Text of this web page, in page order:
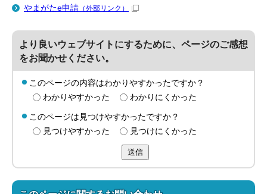
やまがたe申請 （外部リンク）
より良いウェブサイトにするために、ページのご感想
をお聞かせください。
このページの内容はわかりやすかったですか？
わかりやすかった
わかりにくかった
このページは見つけやすかったですか？
見つけやすかった
見つけにくかった
送信